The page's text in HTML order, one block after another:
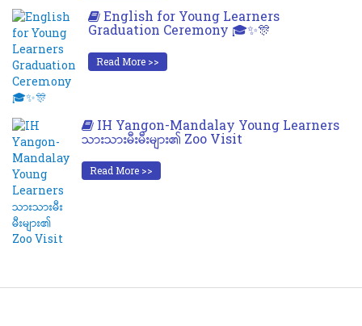
English for Young Learners
Graduation Ceremony 🎓✨🎊
Read More >>
IH Yangon-Mandalay Young Learners
သားသားမီးမီးများ၏ Zoo Visit
Read More >>